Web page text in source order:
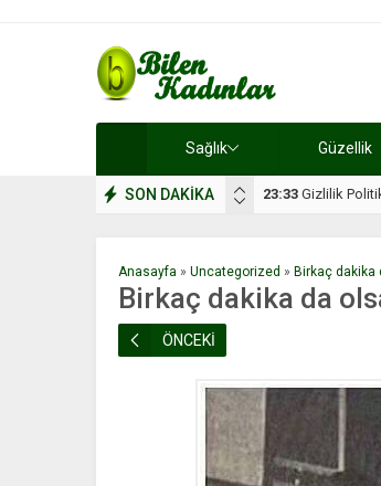
Sağlık Güzellik
SON DAKİKA 17:08 Dilan,
Anasayfa » Uncategorized » Birkaç
Birkaç dakika da
ÖNCEKİ